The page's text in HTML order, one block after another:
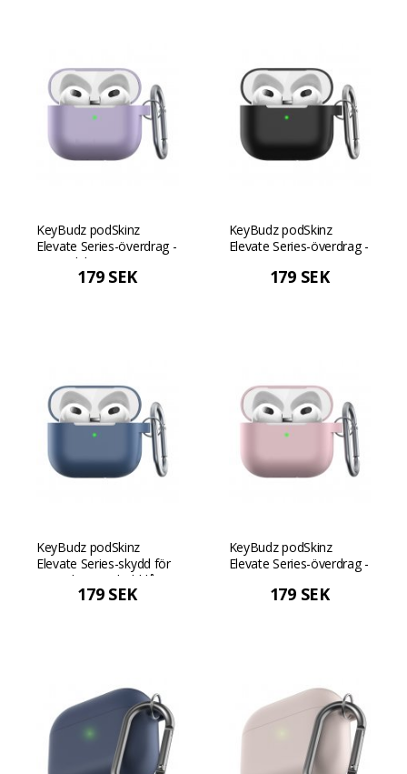
KeyBudz podSkinz
Elevate Series-överdrag -
Lavendel
179 SEK
KeyBudz podSkinz
Elevate Series-överdrag -
179 SEK
KeyBudz podSkinz
Elevate Series-skydd för
AirPods 3 - Koboltblå
179 SEK
KeyBudz podSkinz
Elevate Series-överdrag -
179 SEK